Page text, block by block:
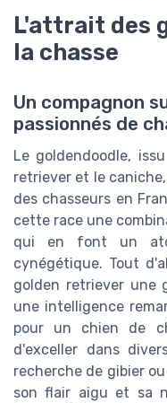
L'attrait des
la chasse
Un compagnon
passionnés de
Le goldendoodle,
retriever et le
des chasseurs en
cette race une
qui en font un
cynégétique. Tout
golden retriever une
une intelligence
pour un chien de
d'exceller dans
recherche de gibier
son flair aigu et sa